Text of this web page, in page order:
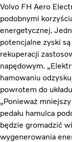
Volvo FH Aero
podobnymi
energetycznej.
potencjalne zyski
rekuperacji
napędowym.
hamowaniu
powrotem do
„Ponieważ
pedału hamulca
będzie gromadzić
wygenerowania